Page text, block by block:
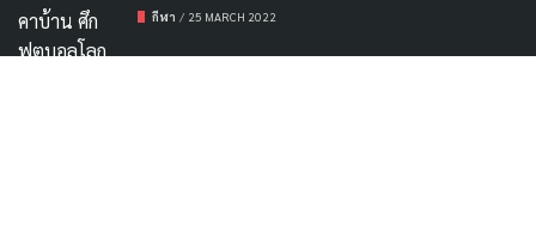
กีฬา / 25 MARCH 2022